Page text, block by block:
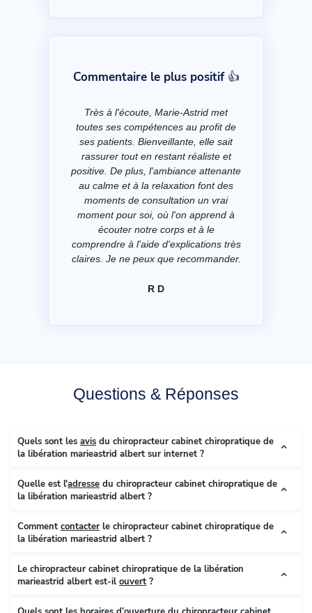
Commentaire le plus positif 👍
Très à l'écoute, Marie-Astrid met
toutes ses compétences au profit de
ses patients. Bienveillante, elle sait
rassurer tout en restant réaliste et
positive. De plus, l'ambiance attenante
au calme et à la relaxation font des
moments de consultation un vrai
moment pour soi, où l'on apprend à
écouter notre corps et à le
comprendre à l'aide d'explications très
claires. Je ne peux que recommander.
R D
Questions & Réponses
Quels sont les avis du chiropracteur cabinet chiropratique de
la libération marieastrid albert sur internet ?
Quelle est l'adresse du chiropracteur cabinet chiropratique de
la libération marieastrid albert ?
Comment contacter le chiropracteur cabinet chiropratique de
la libération marieastrid albert ?
Le chiropracteur cabinet chiropratique de la libération
marieastrid albert est-il ouvert ?